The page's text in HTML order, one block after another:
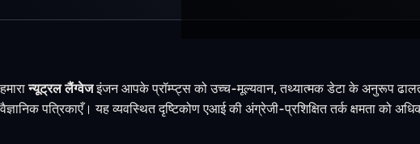
हमारान्यूट्रल लैंग्वेजइंजन आपके प्रॉम्प्ट्स को उच्च-मूल्यवान, तथ्यात्मक डेटा के अनुरूप
वैज्ञानिक पत्रिकाएँ। यह व्यवस्थित दृष्टिकोण एआई की अंग्रेजी-प्रशिक्षित तर्क क्षमता को